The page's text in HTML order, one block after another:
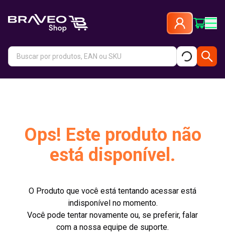
Ops! Este produto não
está disponível.
O Produto que você está tentando acessar está
indisponível no momento.
Você pode tentar novamente ou, se preferir, falar
com a nossa equipe de suporte.